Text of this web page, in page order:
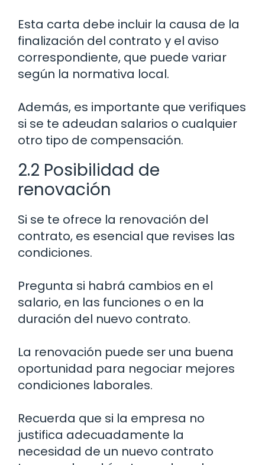
Esta carta debe incluir la causa de la
finalización del contrato y el aviso
correspondiente, que puede variar
según la normativa local.
Además, es importante que verifiques
si se te adeudan salarios o cualquier
otro tipo de compensación.
2.2 Posibilidad de
renovación
Si se te ofrece la renovación del
contrato, es esencial que revises las
condiciones.
Pregunta si habrá cambios en el
salario, en las funciones o en la
duración del nuevo contrato.
La renovación puede ser una buena
oportunidad para negociar mejores
condiciones laborales.
Recuerda que si la empresa no
justifica adecuadamente la
necesidad de un nuevo contrato